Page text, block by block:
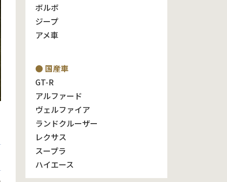
ボルボ
ジープ
アメ車
● 国産車
GT-R
アルファード
ヴェルファイア
ランドクルーザー
レクサス
スープラ
ハイエース